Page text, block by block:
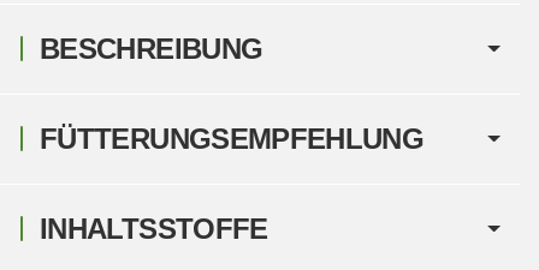
BESCHREIBUNG
FÜTTERUNGSEMPFEHLUNG
INHALTSSTOFFE